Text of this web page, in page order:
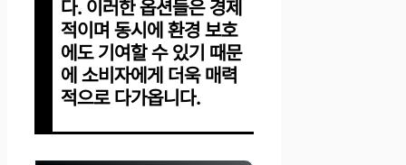
다. 이러한 옵션들은 경제
적이며 동시에 환경 보호
에도 기여할 수 있기 때문
에 소비자에게 더욱 매력
적으로 다가옵니다.